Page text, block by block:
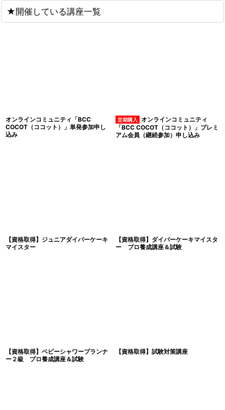
★開催している講座一覧
オンラインコミュニティ「BCC
COCOT（ココット）」単発参加申し
込み
オンラインコミュニティ
「BCC COCOT（ココット）」プレミ
アム会員（継続参加）申し込み
【資格取得】ジュニアダイパーケーキ
マイスター
【資格取得】ダイパーケーキマイスタ
ー プロ養成講座＆試験
【資格取得】ベビーシャワープランナ
ー２級 プロ養成講座＆試験
【資格取得】試験対策講座